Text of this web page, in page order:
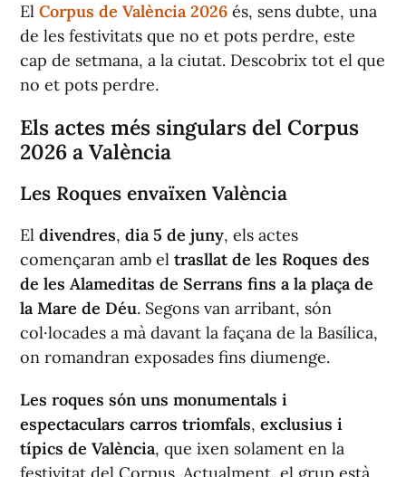
El Corpus de València 2026 és, sens dubte, una
de les festivitats que no et pots perdre, este
cap de setmana, a la ciutat. Descobrix tot el que
no et pots perdre.
Els actes més singulars del Corpus
2026 a València
Les Roques envaïxen València
El divendres, dia 5 de juny, els actes
començaran amb el trasllat de les Roques des
de les Alameditas de Serrans fins a la plaça de
la Mare de Déu. Segons van arribant, són
col·locades a mà davant la façana de la Basílica,
on romandran exposades fins diumenge.
Les roques són uns monumentals i
espectaculars carros triomfals, exclusius i
típics de València, que ixen solament en la